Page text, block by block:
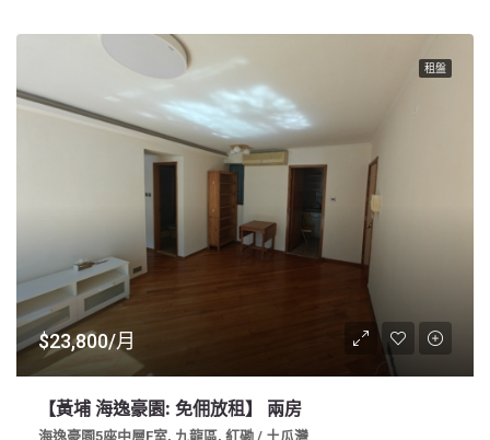
租盤
$23,800/月
【黃埔 海逸豪園: 免佣放租】 兩房
海逸豪園5座中層F室, 九龍區, 紅磡 / 土瓜灣